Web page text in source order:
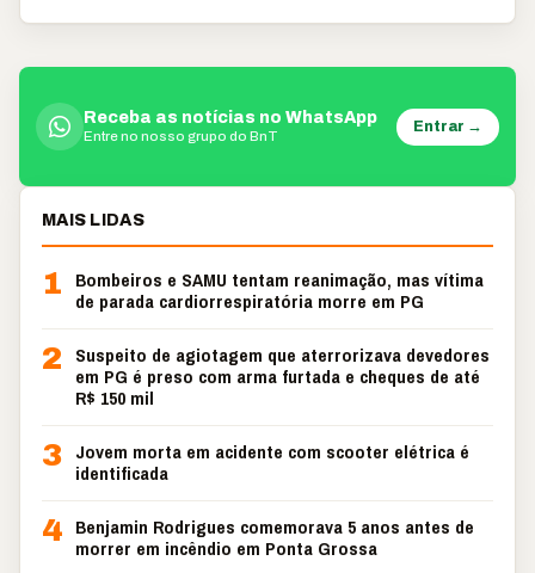
Receba as notícias no WhatsApp
Entre no nosso grupo do BnT
Entrar →
MAIS LIDAS
1
Bombeiros e SAMU tentam reanimação, mas vítima
de parada cardiorrespiratória morre em PG
2
Suspeito de agiotagem que aterrorizava devedores
em PG é preso com arma furtada e cheques de até
R$ 150 mil
3 Jovem morta em acidente com scooter elétrica é
identificada
4 Benjamin Rodrigues comemorava 5 anos antes de
morrer em incêndio em Ponta Grossa